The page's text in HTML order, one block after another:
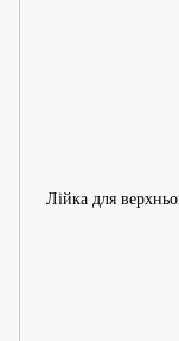
Лійка для